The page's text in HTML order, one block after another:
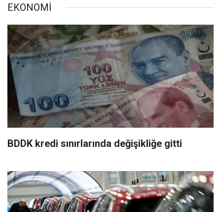
EKONOMİ
BDDK kredi sınırlarında değişikliğe gitti